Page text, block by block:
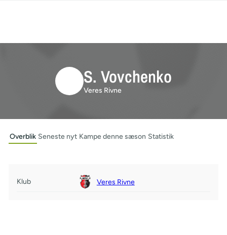
S. Vovchenko
Veres Rivne
Overblik Seneste nyt Kampe denne sæson Statistik
Klub Veres Rivne